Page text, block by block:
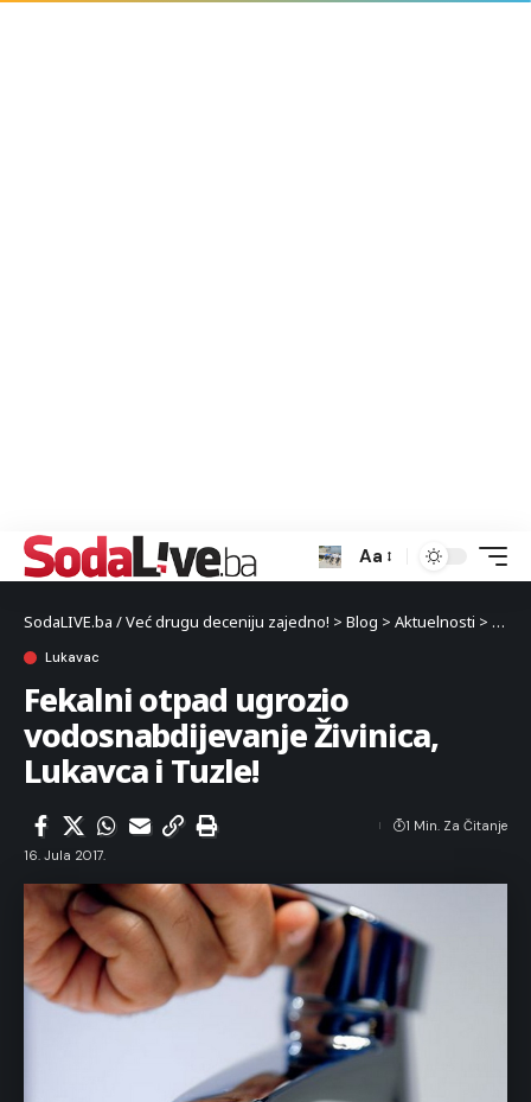
Aa
SodaLIVE.ba / Već drugu deceniju zajedno! > Blog > Aktuelnosti >
Lukavac
Fekalni otpad ugrozio
vodosnabdijevanje Živinica,
Lukavca i Tuzle!
16. Jula 2017.
1 Min. Za Čitanje